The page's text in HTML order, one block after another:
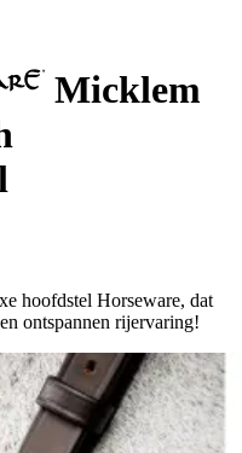
Micklem
hoofdstel Horseware, dat
ontspannen rijervaring!